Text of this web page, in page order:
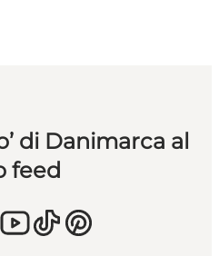
di Danimarca al
feed